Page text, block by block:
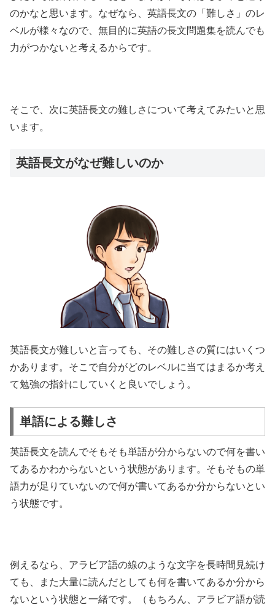
のかなと思います。なぜなら、英語長文の「難しさ」のレ
ベルが様々なので、無目的に英語の長文問題集を読んでも
力がつかないと考えるからです。
そこで、次に英語長文の難しさについて考えてみたいと思
います。
英語長文がなぜ難しいのか
英語長文が難しいと言っても、その難しさの質にはいくつ
かあります。そこで自分がどのレベルに当てはまるか考え
て勉強の指針にしていくと良いでしょう。
単語による難しさ
英語長文を読んでそもそも単語が分からないので何を書い
てあるかわからないという状態があります。そもそもの単
語力が足りていないので何が書いてあるか分からないとい
う状態です。
例えるなら、アラビア語の線のような文字を長時間見続け
ても、また大量に読んだとしても何を書いてあるか分から
ないという状態と一緒です。（もちろん、アラビア語が読